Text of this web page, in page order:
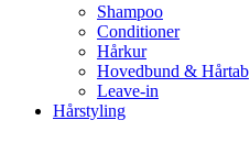
Shampoo
Conditioner
Hårkur
Hovedbund & Hårtab
Leave-in
Hårstyling